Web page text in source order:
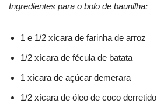
Ingredientes para o bolo de baunilha:
1 e 1/2 xícara de farinha de arroz
1/2 xícara de fécula de batata
1 xícara de açúcar demerara
1/2 xícara de óleo de coco derretido